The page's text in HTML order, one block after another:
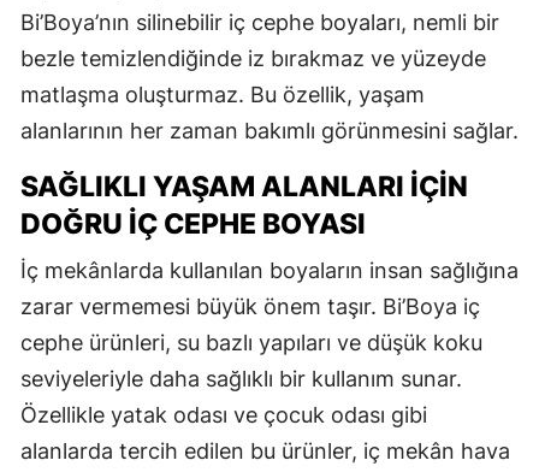
Bi’Boya’nın silinebilir iç cephe boyaları, nemli bir
bezle temizlendiğinde iz bırakmaz ve yüzeyde
matlaşma oluşturmaz. Bu özellik, yaşam
alanlarının her zaman bakımlı görünmesini sağlar.
SAĞLIKLI YAŞAM ALANLARI İÇIN
DOĞRU İÇ CEPHE BOYASI
İç mekânlarda kullanılan boyaların insan sağlığına
zarar vermemesi büyük önem taşır. Bi’Boya iç
cephe ürünleri, su bazlı yapıları ve düşük koku
seviyeleriyle daha sağlıklı bir kullanım sunar.
Özellikle yatak odası ve çocuk odası gibi
alanlarda tercih edilen bu ürünler, iç mekân hava